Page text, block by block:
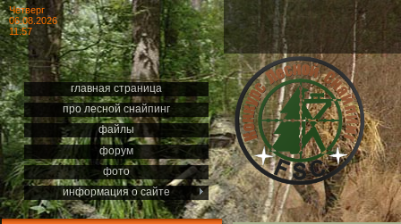
Четверг
06.08.2026
11:57
главная страница
про лесной снайпинг
файлы
форум
фото
информация о сайте